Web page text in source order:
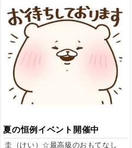
夏の恒例イベント開催中
圭（けい）☆最高級のおもてなし